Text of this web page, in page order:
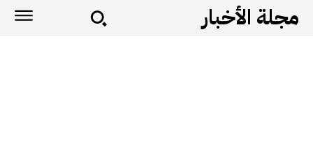
مجلة الأخبار